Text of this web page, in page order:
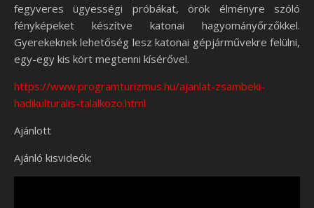
fegyveres ügyességi próbákat, örök élményre szóló
fényképeket készítve katonai hagyományőrzőkkel.
Gyerekeknek lehetőség lesz katonai gépjárművekre felülni,
egy-egy kis kört megtenni kísérővel.
https://www.programturizmus.hu/ajanlat-zsambeki-
hadikulturalis-talalkozo.html
Ajánlott
Ajánló kisvideók: